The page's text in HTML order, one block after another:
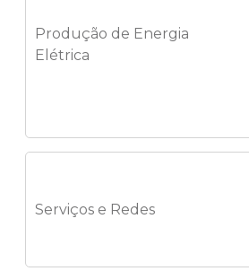
Produção de Energia
Elétrica
Serviços e Redes